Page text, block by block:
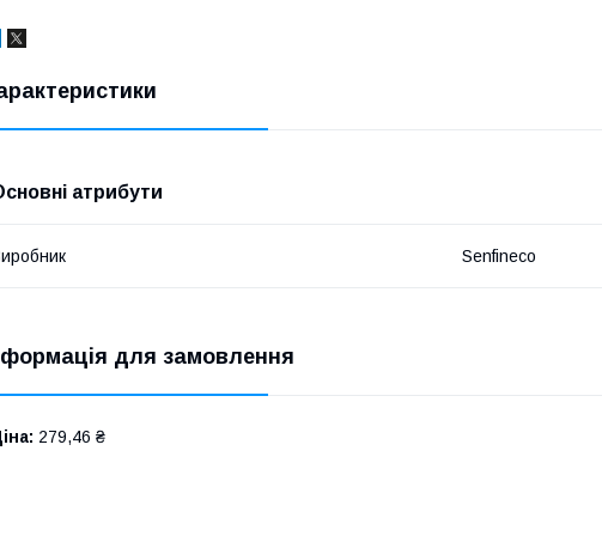
атрибути
Senfineco
для замовлення
279,46 ₴